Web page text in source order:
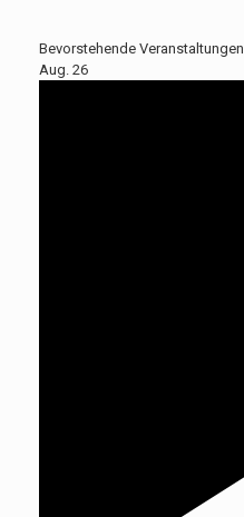
Bevorstehende Veranstaltungen
Aug. 26